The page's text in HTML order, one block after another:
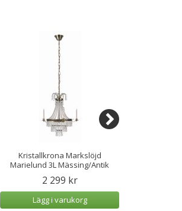
Kristallkrona Markslöjd
Marielund 3L Mässing/Antik
2 299 kr
Lägg i varukorg